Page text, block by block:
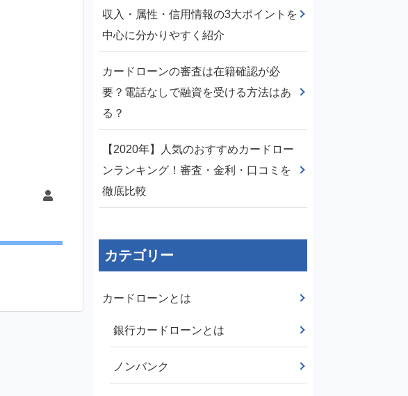
収入・属性・信用情報の3大ポイントを
中心に分かりやすく紹介
カードローンの審査は在籍確認が必
要？電話なしで融資を受ける方法はあ
る？
【2020年】人気のおすすめカードロー
ンランキング！審査・金利・口コミを
徹底比較
カテゴリー
カードローンとは
銀行カードローンとは
ノンバンク